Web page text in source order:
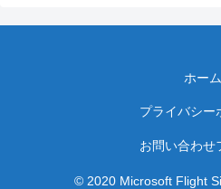
ホーム
プライバシー
お問い合わせ
© 2020 Microsoft Flight